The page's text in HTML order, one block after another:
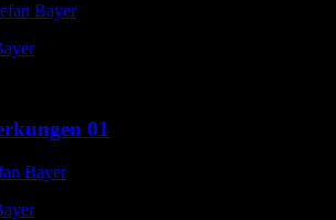
Bayer
01
Bayer